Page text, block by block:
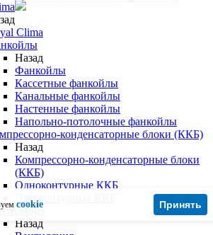
Clima
Назад
Фанкойлы
Кассетные фанкойлы
Канальные фанкойлы
Настенные фанкойлы
Напольно-потолочные фанкойлы
конденсаторные блоки (ККБ)
Назад
Компрессорно-конденсаторные блоки
(ККБ)
Одноконтурные ККБ
Двухконтурные ККБ
Назад
cookie Принять